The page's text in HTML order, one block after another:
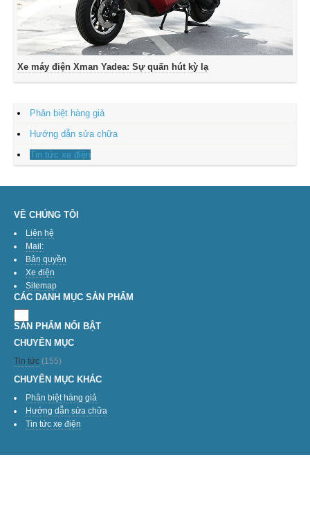
Xe máy điện Xman Yadea: Sự quấn hút kỳ lạ
Phân biệt hàng giả
Hướng dẫn sửa chữa
Tin tức xe điện
VỀ CHÚNG TÔI
Liên hệ
Mail:
Bản quyền
Xe điện
Sitemap
CÁC DANH MỤC SẢN PHẨM
SẢN PHẨM NỔI BẬT
CHUYÊN MỤC
Tin tức (155)
CHUYÊN MỤC KHÁC
Phân biệt hàng giả
Hướng dẫn sửa chữa
Tin tức xe điện